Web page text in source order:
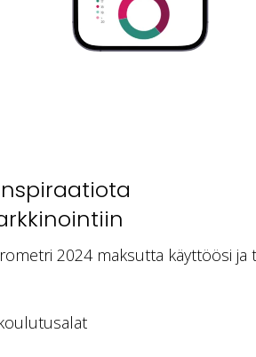
2024 maksutta käyttöösi